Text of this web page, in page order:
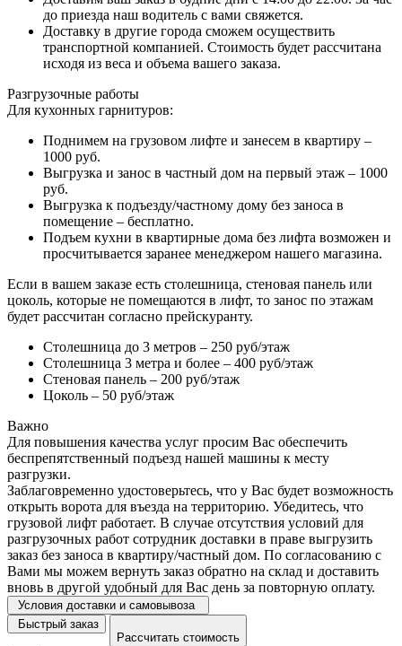
до приезда наш водитель с вами свяжется.
Доставку в другие города сможем осуществить
транспортной компанией. Стоимость будет рассчитана
исходя из веса и объема вашего заказа.
Разгрузочные работы
Для кухонных гарнитуров:
Поднимем на грузовом лифте и занесем в квартиру –
1000 руб.
Выгрузка и занос в частный дом на первый этаж – 1000
руб.
Выгрузка к подъезду/частному дому без заноса в
помещение – бесплатно.
Подъем кухни в квартирные дома без лифта возможен и
просчитывается заранее менеджером нашего магазина.
Если в вашем заказе есть столешница, стеновая панель или
цоколь, которые не помещаются в лифт, то занос по этажам
будет рассчитан согласно прейскуранту.
Столешница до 3 метров – 250 руб/этаж
Столешница 3 метра и более – 400 руб/этаж
Стеновая панель – 200 руб/этаж
Цоколь – 50 руб/этаж
Важно
Для повышения качества услуг просим Вас обеспечить
беспрепятственный подъезд нашей машины к месту
разгрузки.
Заблаговременно удостоверьтесь, что у Вас будет возможность
открыть ворота для въезда на территорию. Убедитесь, что
грузовой лифт работает. В случае отсутствия условий для
разгрузочных работ сотрудник доставки в праве выгрузить
заказ без заноса в квартиру/частный дом. По согласованию с
Вами мы можем вернуть заказ обратно на склад и доставить
вновь в другой удобный для Вас день за повторную оплату.
Условия доставки и самовывоза
Быстрый заказ
Рассчитать стоимость